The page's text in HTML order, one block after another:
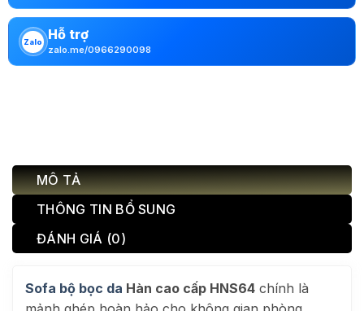
Zalo Hỗ trợ
zalo.me/0966290098
MÔ TẢ
THÔNG TIN BỔ SUNG
ĐÁNH GIÁ (0)
Sofa bộ bọc da Hàn cao cấp HNS64 chính là